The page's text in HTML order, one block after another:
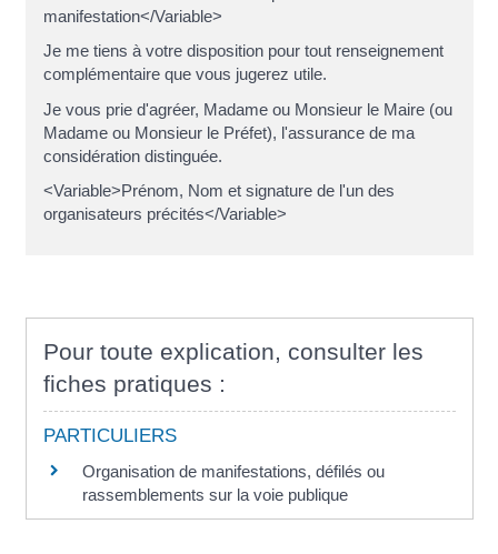
manifestation</Variable>
Je me tiens à votre disposition pour tout renseignement
complémentaire que vous jugerez utile.
Je vous prie d'agréer, Madame ou Monsieur le Maire (ou
Madame ou Monsieur le Préfet), l'assurance de ma
considération distinguée.
<Variable>Prénom, Nom et signature de l'un des
organisateurs précités</Variable>
Pour toute explication, consulter les
fiches pratiques :
PARTICULIERS
Organisation de manifestations, défilés ou
rassemblements sur la voie publique